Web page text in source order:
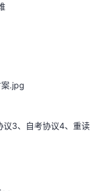
议3、自考协议4、重读